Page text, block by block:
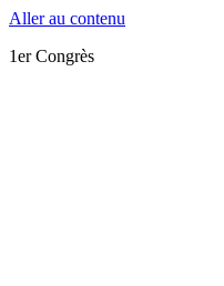
Aller au contenu
1er Congrès